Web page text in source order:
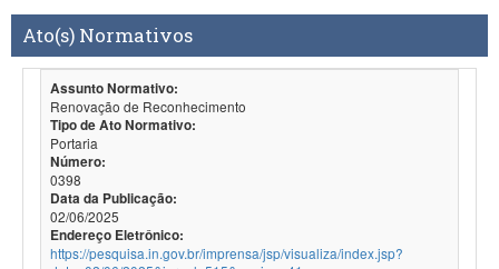
Ato(s) Normativos
Assunto Normativo:
Renovação de Reconhecimento
Tipo de Ato Normativo:
Portaria
Número:
0398
Data da Publicação:
02/06/2025
Endereço Eletrônico:
https://pesquisa.in.gov.br/imprensa/jsp/visualiza/index.jsp?